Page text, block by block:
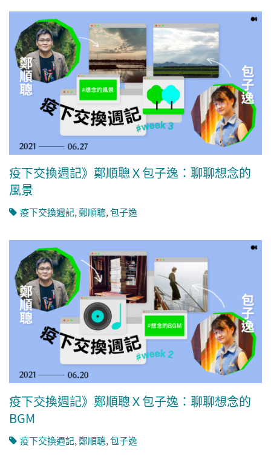
疫下交換週記》鄭順聰Ｘ包子逸：聊聊想念的
風景
疫下交換週記,鄭順聰,包子逸
疫下交換週記》鄭順聰Ｘ包子逸：聊聊想念的
BGM
疫下交換週記,鄭順聰,包子逸